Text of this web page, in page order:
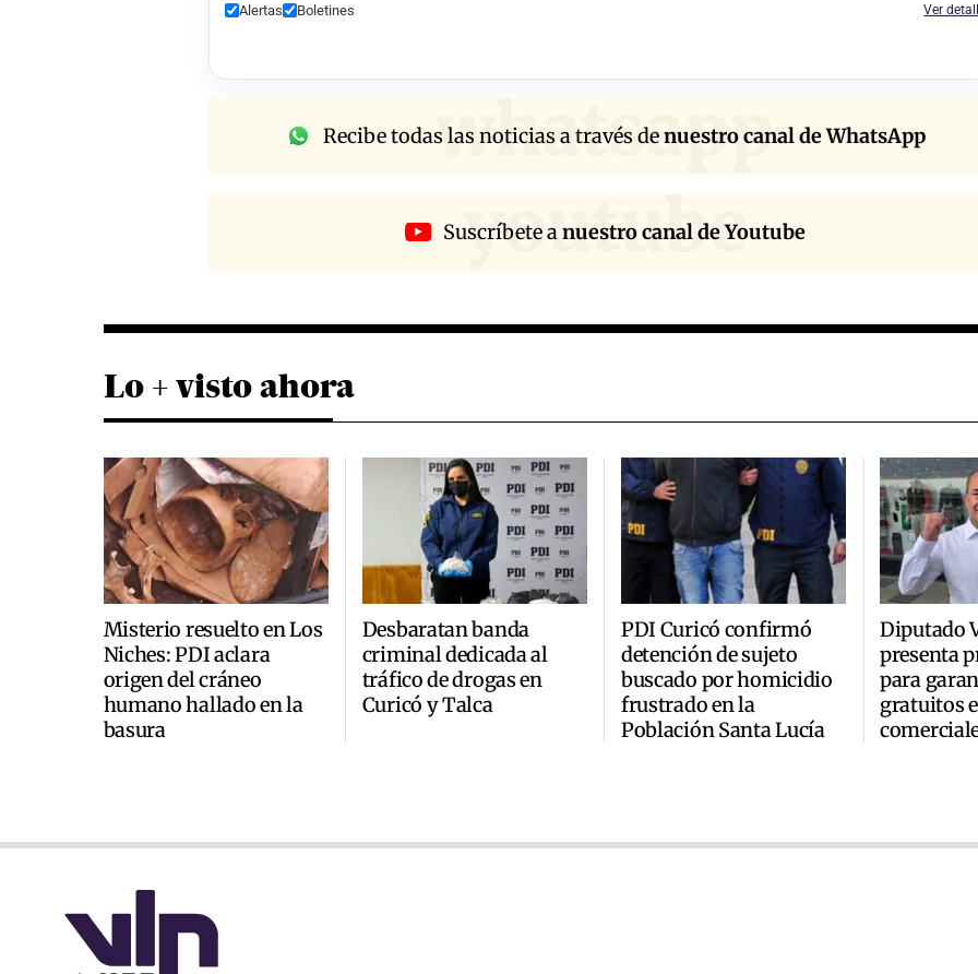
Alertas Boletines Ver
whatsapp
Recibe todas las noticias a través denuestro canal de WhatsApp
youtube
Suscríbete anuestro canal de Youtube
Lo + visto ahora
Misterio resuelto en Los
Niches: PDI aclara
origen del cráneo
humano hallado en la
basura
Desbaratan banda
criminal dedicada al
tráfico de drogas en
Curicó y Talca
PDI Curicó confirmó
detención de sujeto
buscado por homicidio
frustrado en la
Población Santa Lucía
Diputado
presenta
para
gratuitos